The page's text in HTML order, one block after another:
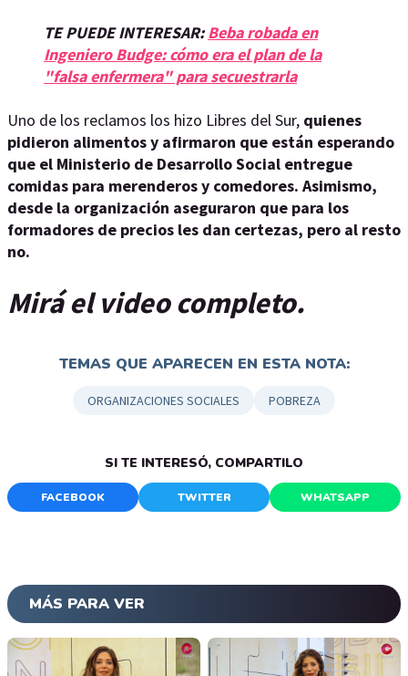
TE PUEDE INTERESAR:Beba robada en
Ingeniero Budge: cómo era el plan de la
"falsa enfermera" para secuestrarla
Uno de los reclamos los hizo Libres del Sur, quienes
pidieron alimentos y afirmaron que están esperando
que el Ministerio de Desarrollo Social entregue
comidas para merenderos y comedores. Asimismo,
desde la organización aseguraron que para los
formadores de precios les dan certezas, pero al resto
no.
Mirá el video completo.
TEMAS QUE APARECEN EN ESTA NOTA:
ORGANIZACIONES SOCIALES POBREZA
SI TE INTERESÓ, COMPARTILO
FACEBOOK TWITTER WHATSAPP
MÁS PARA VER